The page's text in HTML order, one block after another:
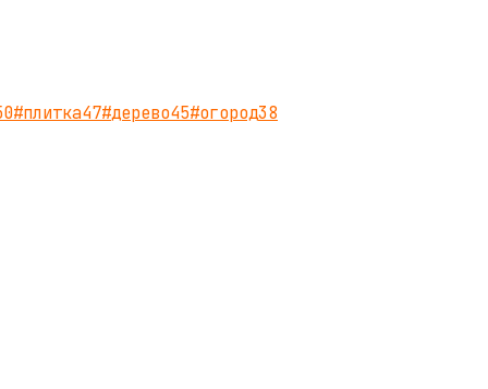
#плитка47#дерево45#огород38